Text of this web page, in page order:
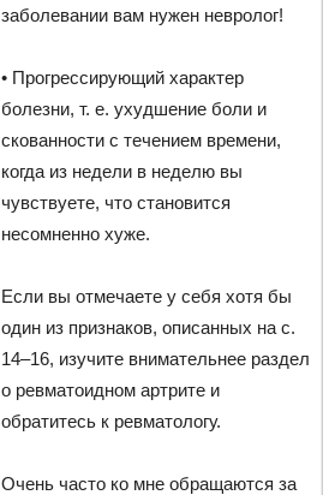
заболевании вам нужен невролог!
• Прогрессирующий характер
болезни, т. е. ухудшение боли и
скованности с течением времени,
когда из недели в неделю вы
чувствуете, что становится
несомненно хуже.
Если вы отмечаете у себя хотя бы
один из признаков, описанных на с.
14–16, изучите внимательнее раздел
о ревматоидном артрите и
обратитесь к ревматологу.
Очень часто ко мне обращаются за